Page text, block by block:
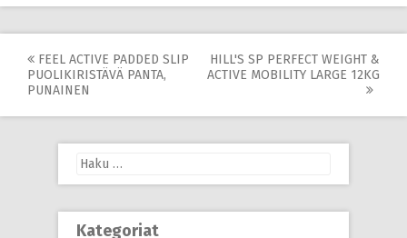
Post
navigation
FEEL ACTIVE PADDED SLIP
PUOLIKIRISTÄVÄ PANTA,
PUNAINEN
HILL'S SP PERFECT WEIGHT &
ACTIVE MOBILITY LARGE 12KG
Haku:
Kategoriat